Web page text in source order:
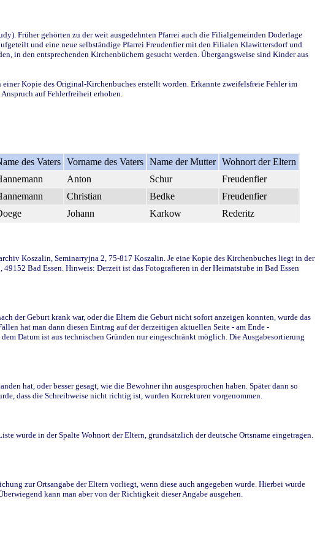
Früher gehörten zu der weit ausgedehnten Pfarrei auch die Filialgemeinden Doderlage
und eine neue selbständige Pfarrei Freudenfier mit den Filialen Klawittersdorf und
in den entsprechenden Kirchenbüchern gesucht werden. Übergangsweise sind Kinder aus
Kopie des Original-Kirchenbuches erstellt worden. Erkannte zweifelsfreie Fehler im
auf Fehlerfreiheit erhoben.
des Vaters Vorname des Vaters Name der Mutter Wohnort der Eltern
Anton Schur
Freudenfier
Christian Bedke
Freudenfier
Johann Karkow Rederitz
Koszalin, Seminarryjna 2, 75-817 Koszalin. Je eine Kopie des Kirchenbuches liegt in der
Bad Essen. Hinweis: Derzeit ist das Fotografieren in der Heimatstube in Bad Essen
der Geburt krank war, oder die Eltern die Geburt nicht sofort anzeigen konnten, wurde das
hat man dann diesen Eintrag auf der derzeitigen aktuellen Seite - am Ende -
Datum ist aus technischen Gründen nur eingeschränkt möglich. Die Ausgabesortierung
hat, oder besser gesagt, wie die Bewohner ihn ausgesprochen haben. Später dann so
dass die Schreibweise nicht richtig ist, wurden Korrekturen vorgenommen.
wurde in der Spalte Wohnort der Eltern, grundsätzlich der deutsche Ortsname eingetragen.
zur Ortsangabe der Eltern vorliegt, wenn diese auch angegeben wurde. Hierbei wurde
kann man aber von der Richtigkeit dieser Angabe ausgehen.